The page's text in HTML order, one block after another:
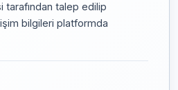
tarafından talep edilip
bilgileri platformda